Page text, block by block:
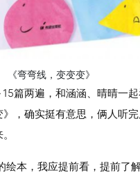
《弯弯线，变变变》
篇两遍，和涵涵、晴晴一
》，确实挺有意思，俩人听
绘本，我应提前看，提前了